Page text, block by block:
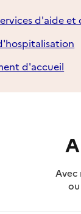
d'aide et
d'accueil
Avec